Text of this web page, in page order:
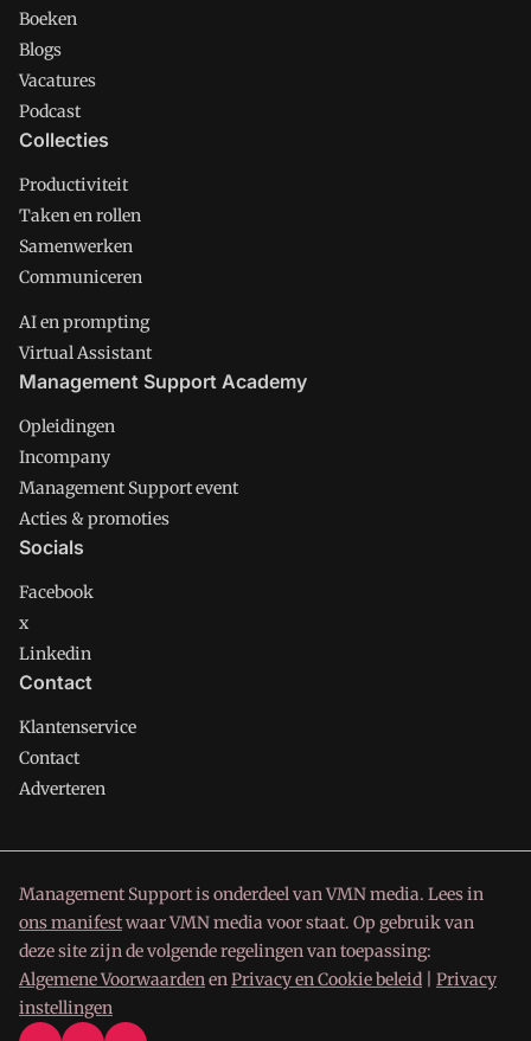
Boeken
Blogs
Vacatures
Podcast
Collecties
Productiviteit
Taken en rollen
Samenwerken
Communiceren
AI en prompting
Virtual Assistant
Management Support Academy
Opleidingen
Incompany
Management Support event
Acties & promoties
Socials
Facebook
x
Linkedin
Contact
Klantenservice
Contact
Adverteren
Management Support is onderdeel van VMN media. Lees in
ons manifestwaar VMN media voor staat. Op gebruik van
deze site zijn de volgende regelingen van toepassing:
Algemene VoorwaardenenPrivacy en Cookie beleid
Privacy
instellingen